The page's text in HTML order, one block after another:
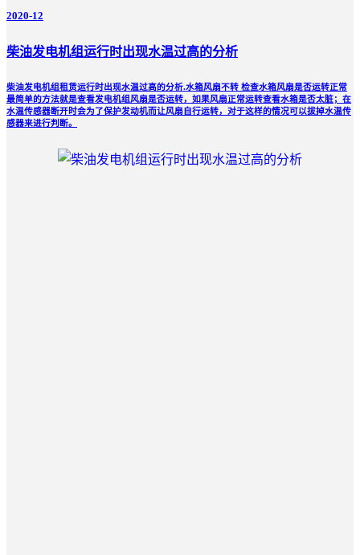
2020-12
柴油发电机组运行时出现水温过高的分析
柴油发电机组租赁运行时出现水温过高的分析​.水箱风扇不转 检查水箱风扇是否运转正常
最简单的方法就是查看发电机组风扇是否运转，如果风扇正常运转查看水箱是否太脏；在
水温传感器断开时会为了保护发动机而让风扇自行运转，对于这样的情况可以拔掉水温传
感器来进行判断。